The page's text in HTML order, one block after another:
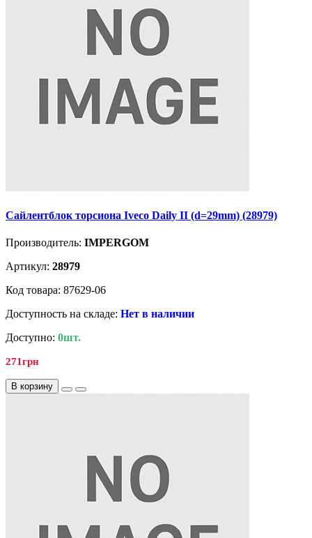
Сайлентблок торсиона Iveco Daily II (d=29mm) (28979)
Производитель: IMPERGOM
Артикул: 28979
Код товара: 87629-06
Доступность на складе: Нет в наличии
Доступно: 0шт.
271грн
В корзину